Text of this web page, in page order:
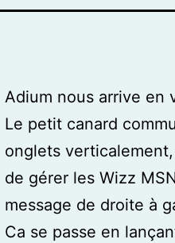
Adium nous arrive en
Le petit canard
onglets verticalement,
de gérer les Wizz
message de droite à
Ca se passe en